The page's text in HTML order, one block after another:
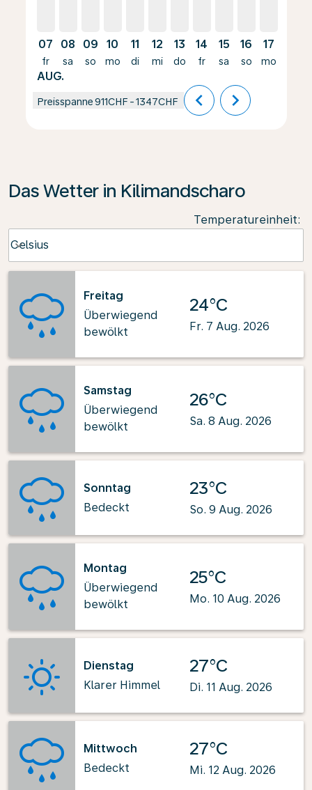
07
fr
AUG.
08
sa
09
so
10
mo
11
di
12
mi
13
do
14
fr
15
sa
16
so
17
mo
Preisspanne911CHF -1347CHF chevron_left chevron_right
Das Wetter in Kilimandscharo
Temperatureinheit:
Celsius
keyboard_arrow_down
Freitag
Überwiegend
bewölkt
24°C
Fr. 7 Aug. 2026
Samstag
Überwiegend
bewölkt
26°C
Sa. 8 Aug. 2026
Sonntag
Bedeckt
23°C
So. 9 Aug. 2026
Montag
Überwiegend
bewölkt
25°C
Mo. 10 Aug. 2026
Dienstag
Klarer Himmel
27°C
Di. 11 Aug. 2026
Mittwoch
Bedeckt
27°C
Mi. 12 Aug. 2026